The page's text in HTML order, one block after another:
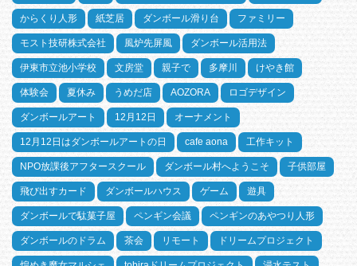
からくり人形 紙芝居 ダンボール滑り台 ファミリー
モスト技研株式会社 風炉先屏風 ダンボール活用法
伊東市立池小学校 文房堂 親子で 多摩川 けやき館
体験会 夏休み うめだ店 AOZORA ロゴデザイン
ダンボールアート 12月12日 オーナメント
12月12日はダンボールアートの日 cafe aona 工作キット
NPO放課後アフタースクール ダンボール村へようこそ 子供部屋
飛び出すカード ダンボールハウス ゲーム 遊具
ダンボールで駄菓子屋 ペンギン会議 ペンギンのあやつり人形
ダンボールのドラム 茶会 リモート ドリームプロジェクト